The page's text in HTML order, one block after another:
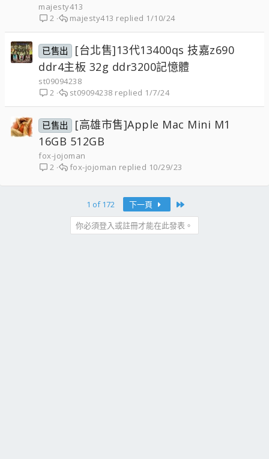
majesty413
2
1/10/24
majesty413
已售出
[台北售]13代13400qs 技嘉z690
ddr4主板 32g ddr3200記憶體
st09094238
2
1/7/24
st09094238
已售出
[高雄市售]Apple Mac Mini M1
16GB 512GB
fox-jojoman
2
10/29/23
fox-jojoman
1 of 172 下一頁
你必須登入或註冊才能在此發表。